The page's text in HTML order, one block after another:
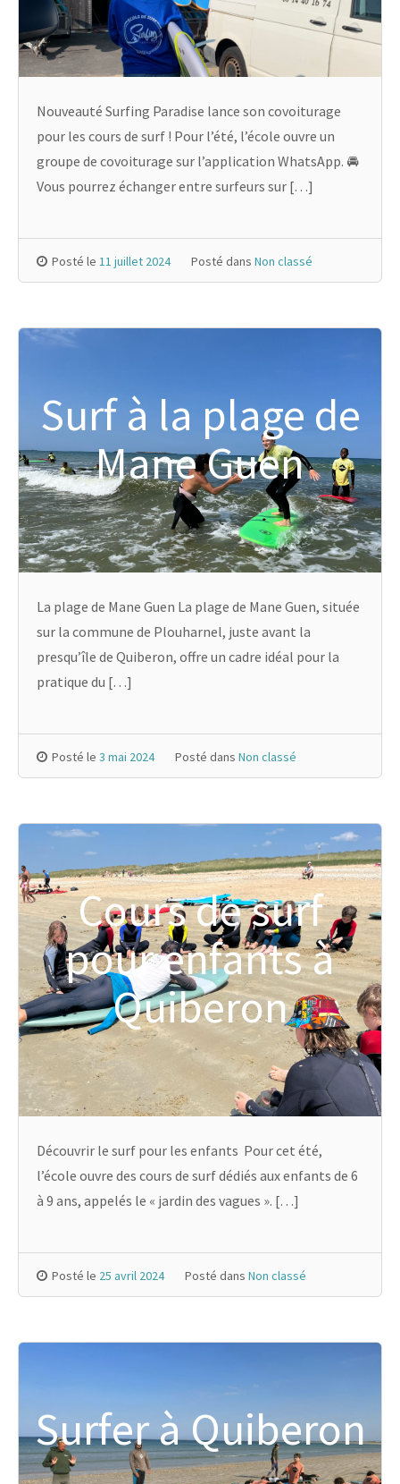
Nouveauté Surfing Paradise lance son covoiturage
pour les cours de surf ! Pour l’été, l’école ouvre un
groupe de covoiturage sur l’application WhatsApp. 🚘
Vous pourrez échanger entre surfeurs sur […]
Posté le 11 juillet 2024 Posté dans Non classé
Surf à la plage de
Mane Guen
La plage de Mane Guen La plage de Mane Guen, située
sur la commune de Plouharnel, juste avant la
presqu’île de Quiberon, offre un cadre idéal pour la
pratique du […]
Posté le 3 mai 2024 Posté dans Non classé
Cours de surf
pour enfants à
Quiberon
Découvrir le surf pour les enfants Pour cet été,
l’école ouvre des cours de surf dédiés aux enfants de 6
à 9 ans, appelés le « jardin des vagues ». […]
Posté le 25 avril 2024 Posté dans Non classé
Surfer à Quiberon